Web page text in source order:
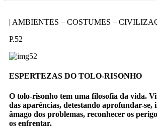
| AMBIENTES – COSTUMES –
P.52
ESPERTEZAS DO TOLO-RISONHO
O tolo-risonho tem uma filosofia da vida.
das aparências, detestando aprofundar-se,
âmago dos problemas, reconhecer os
os enfrentar.